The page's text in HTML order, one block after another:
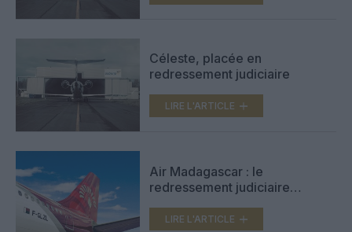
Céleste, placée en
redressement judiciaire
LIRE L'ARTICLE
Air Madagascar : le
redressement judiciaire
LIRE L'ARTICLE